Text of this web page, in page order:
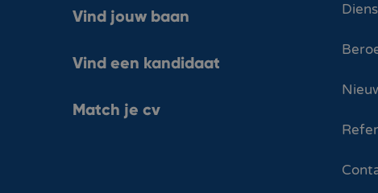
Vind jouw baan
Vind een kandidaat
Match je cv